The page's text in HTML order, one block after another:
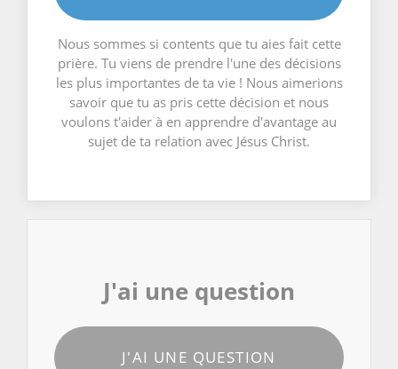
Nous sommes si contents que tu aies fait cette
prière. Tu viens de prendre l'une des décisions
les plus importantes de ta vie ! Nous aimerions
savoir que tu as pris cette décision et nous
voulons t'aider à en apprendre d'avantage au
sujet de ta relation avec Jésus Christ.
J'ai une question
J'AI UNE QUESTION